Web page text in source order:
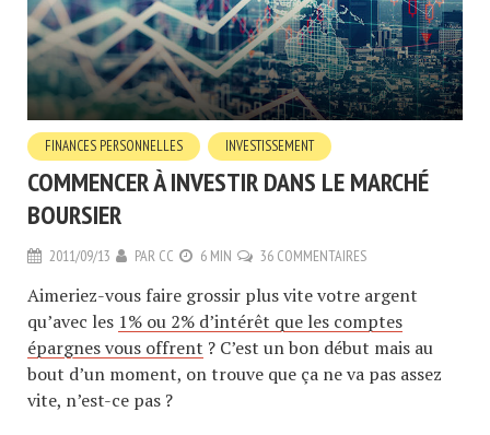
FINANCES PERSONNELLES INVESTISSEMENT
COMMENCER À INVESTIR DANS LE MARCHÉ
BOURSIER
2011/09/13 PAR CC 6 MIN 36 COMMENTAIRES
Aimeriez-vous faire grossir plus vite votre argent
qu’avec les 1% ou 2% d’intérêt que les comptes
épargnes vous offrent ? C’est un bon début mais au
bout d’un moment, on trouve que ça ne va pas assez
vite, n’est-ce pas ?